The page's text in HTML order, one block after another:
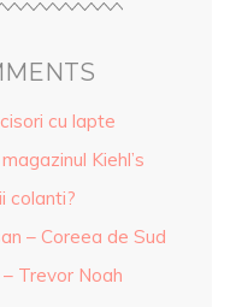
cu lapte
Kiehl’s
colanti?
– Coreea de Sud
Trevor Noah